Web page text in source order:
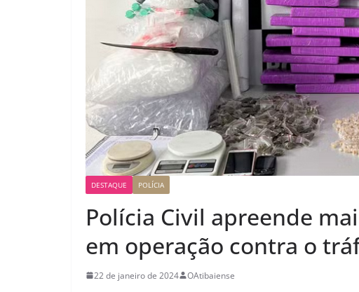
DESTAQUE POLÍCIA
Polícia Civil apreende
em operação contra o
22 de janeiro de 2024 OAtibaiense